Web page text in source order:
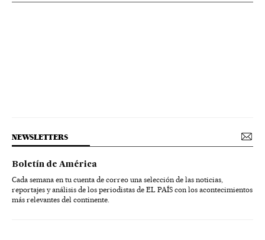
NEWSLETTERS
Boletín de América
Cada semana en tu cuenta de correo una selección de las noticias,
reportajes y análisis de los periodistas de EL PAÍS con los acontecimientos
más relevantes del continente.